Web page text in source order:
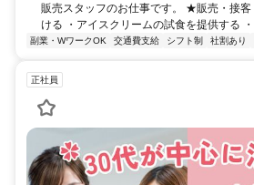
販売スタッフのお仕事です。 ★販売・接客
ける ・アイスクリームの試食を提供する
副業・WワークOK 交通費支給 シフト制 社割あり
正社員